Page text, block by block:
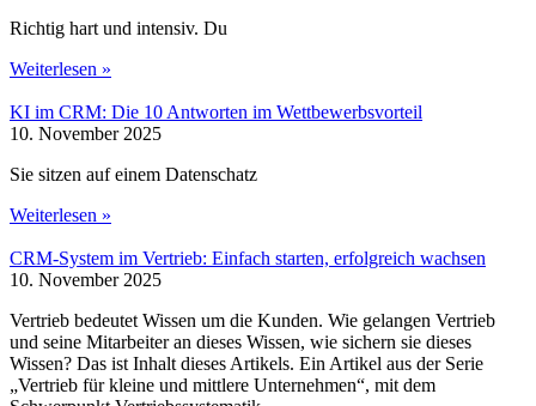
Richtig hart und intensiv. Du
Weiterlesen »
KI im CRM: Die 10 Antworten im Wettbewerbsvorteil
10. November 2025
Sie sitzen auf einem Datenschatz
Weiterlesen »
CRM-System im Vertrieb: Einfach starten, erfolgreich wachsen
10. November 2025
Vertrieb bedeutet Wissen um die Kunden. Wie gelangen Vertrieb
und seine Mitarbeiter an dieses Wissen, wie sichern sie dieses
Wissen? Das ist Inhalt dieses Artikels. Ein Artikel aus der Serie
„Vertrieb für kleine und mittlere Unternehmen“, mit dem